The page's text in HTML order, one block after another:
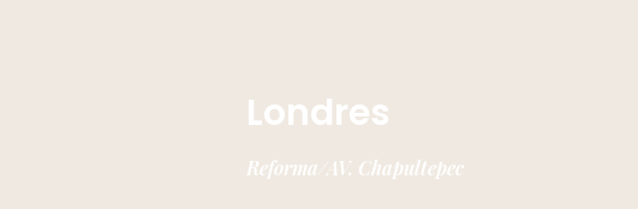
Londres
Reforma/AV. Chapultepec